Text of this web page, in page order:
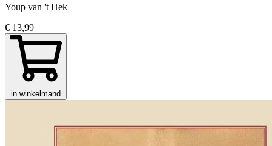
Youp van 't Hek
€ 13,99
in winkelmand